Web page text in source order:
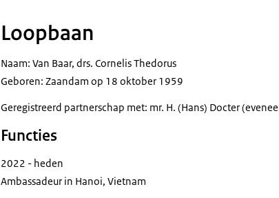
Loopbaan
Naam: Van Baar, drs. Cornelis Thedorus
Geboren: Zaandam op 18 oktober 1959
Geregistreerd partnerschap met: mr. H. (Hans) Docter
Functies
2022 - heden
Ambassadeur in Hanoi, Vietnam